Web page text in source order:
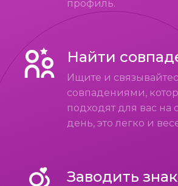
профиль.
Найти
Ищите и
совпадениями,
подходят для вас
день, это легко и
Заводить